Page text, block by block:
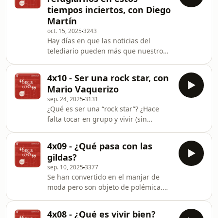
con vistas privilegiadas al puerto de
Palma y a su Catedral. Nos reunimos
para celebrar el final de esta mágica
temporada y para charlar en torno a
todas esas cosas que no se hablan (y
deberí
tiempos inciertos, con Diego
Martín
oct. 15, 2025 3243
Hay días en que las noticias del
telediario pueden más que nuestro
podría parecerle que vivimos tiempos
sombríos, pero no queremos
desfallecer ni rendirnos. Hay
antídotos y hay refugios con que
combatir la tristura. Terrés y Moreno
reflexionan sobre ello con la ayuda
del actor Diego Martín en un hotel
que les pone felices a los tres
4x10 - Ser una rock star, con
Mario Vaquerizo
sep. 24, 2025 3131
¿Qué es ser una “rock star”? ¿Hace
falta tocar en grupo y vivir (sin
hotel con la terraza más bonita de
Madrid —el hotel Palacio De Los
Duques Gran Meliá— con ese
maravilloso meteorito que es Mario
Vaquerizo para hablar del precio de la
autenticidad, cómo diantres se hace
para ser absolutamente libre y
4x09 - ¿Qué pasa con las
gildas?
sep. 10, 2025 3377
Se han convertido en el manjar de
moda pero son objeto de polémica.
4x08 - ¿Qué es vivir bien?